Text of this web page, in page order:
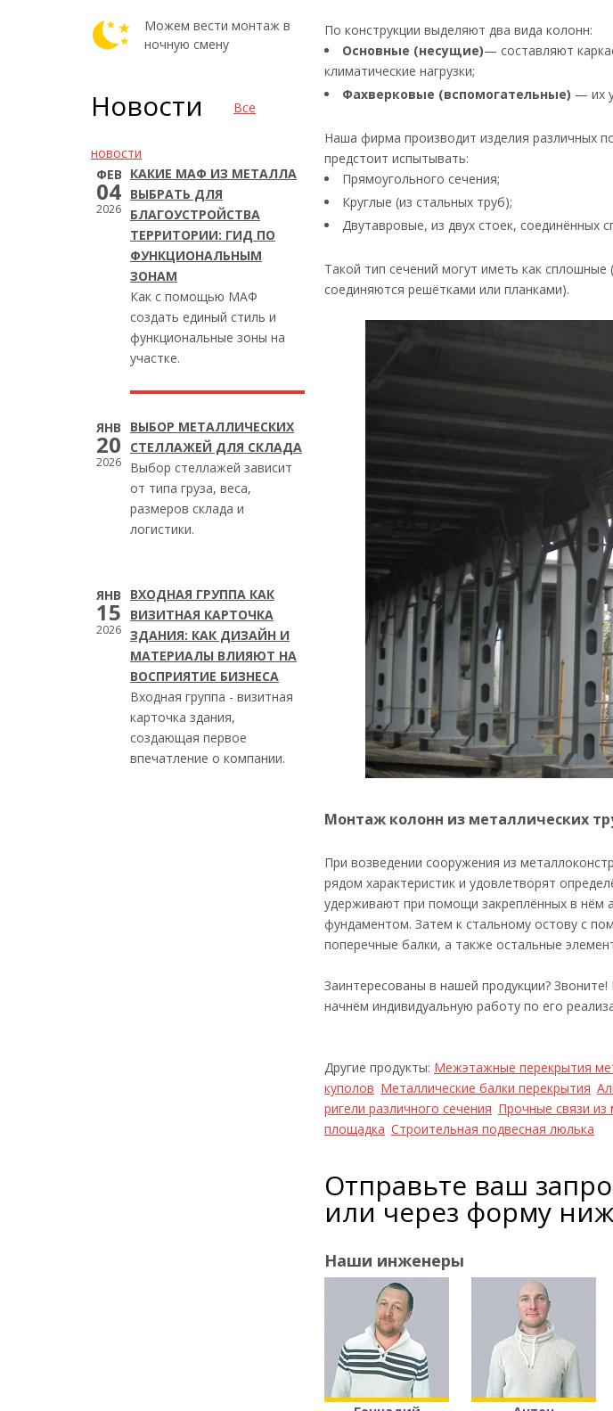
По конструкции выделяют два вида колонн:
Основные (несущие)— составляют
климатические нагрузки;
Фахверковые (вспомогательные) — их
Наша фирма производит изделия различных
предстоит испытывать:
Прямоугольного сечения;
Круглые (из стальных труб);
Двутавровые, из двух стоек, соединённых
Такой тип сечений могут иметь как
соединяются решётками или планками).
Монтаж колонн из металлических
При возведении сооружения из
рядом характеристик и удовлетворят
удерживают при помощи закреплённых в нём
фундаментом. Затем к стальному остову с
поперечные балки, а также остальные
Заинтересованы в нашей продукции?
начнём индивидуальную работу по его
Другие продукты: Межэтажные перекрытия
куполов Металлические балки перекрытия
ригели различного сечения Прочные связи из
площадка Строительная подвесная люлька
Отправьте ваш
или через форму
Наши инженеры
Можем вести монтаж в
ночную смену
Новости Все
новости
ФЕВ
04
2026
КАКИЕ МАФ ИЗ МЕТАЛЛА
ВЫБРАТЬ ДЛЯ
БЛАГОУСТРОЙСТВА
ТЕРРИТОРИИ: ГИД ПО
ФУНКЦИОНАЛЬНЫМ
ЗОНАМ
Как с помощью МАФ
создать единый стиль и
функциональные зоны на
участке.
ЯНВ
20
2026
ВЫБОР МЕТАЛЛИЧЕСКИХ
СТЕЛЛАЖЕЙ ДЛЯ СКЛАДА
Выбор стеллажей зависит
от типа груза, веса,
размеров склада и
логистики.
ЯНВ
15
2026
ВХОДНАЯ ГРУППА КАК
ВИЗИТНАЯ КАРТОЧКА
ЗДАНИЯ: КАК ДИЗАЙН И
МАТЕРИАЛЫ ВЛИЯЮТ НА
ВОСПРИЯТИЕ БИЗНЕСА
Входная группа - визитная
карточка здания,
создающая первое
впечатление о компании.